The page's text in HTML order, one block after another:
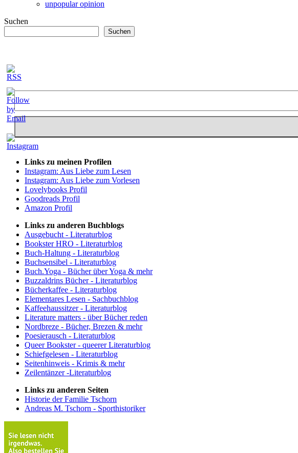
unpopular opinion
Suchen
Suchen
Links zu meinen Profilen
Instagram: Aus Liebe zum Lesen
Instagram: Aus Liebe zum Vorlesen
Lovelybooks Profil
Goodreads Profil
Amazon Profil
Links zu anderen Buchblogs
Ausgebucht - Literaturblog
Bookster HRO - Literaturblog
Buch-Haltung - Literaturblog
Buchsensibel - Literaturblog
Buch.Yoga - Bücher über Yoga & mehr
Buzzaldrins Bücher - Literaturblog
Bücherkaffee - Literaturblog
Elementares Lesen - Sachbuchblog
Kaffeehaussitzer - Literaturblog
Literature matters - über Bücher reden
Nordbreze - Bücher, Brezen & mehr
Poesierausch - Literaturblog
Queer Bookster - queerer Literaturblog
Schiefgelesen - Literaturblog
Seitenhinweis - Krimis & mehr
Zeilentänzer -Literaturblog
Links zu anderen Seiten
Historie der Familie Tschorn
Andreas M. Tschorn - Sporthistoriker